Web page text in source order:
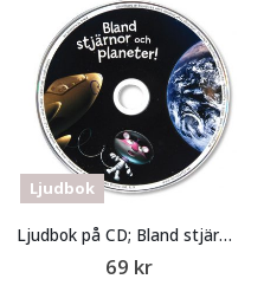
Ljudbok
Ljudbok på CD; Bland stjärnor och planeter
69 kr